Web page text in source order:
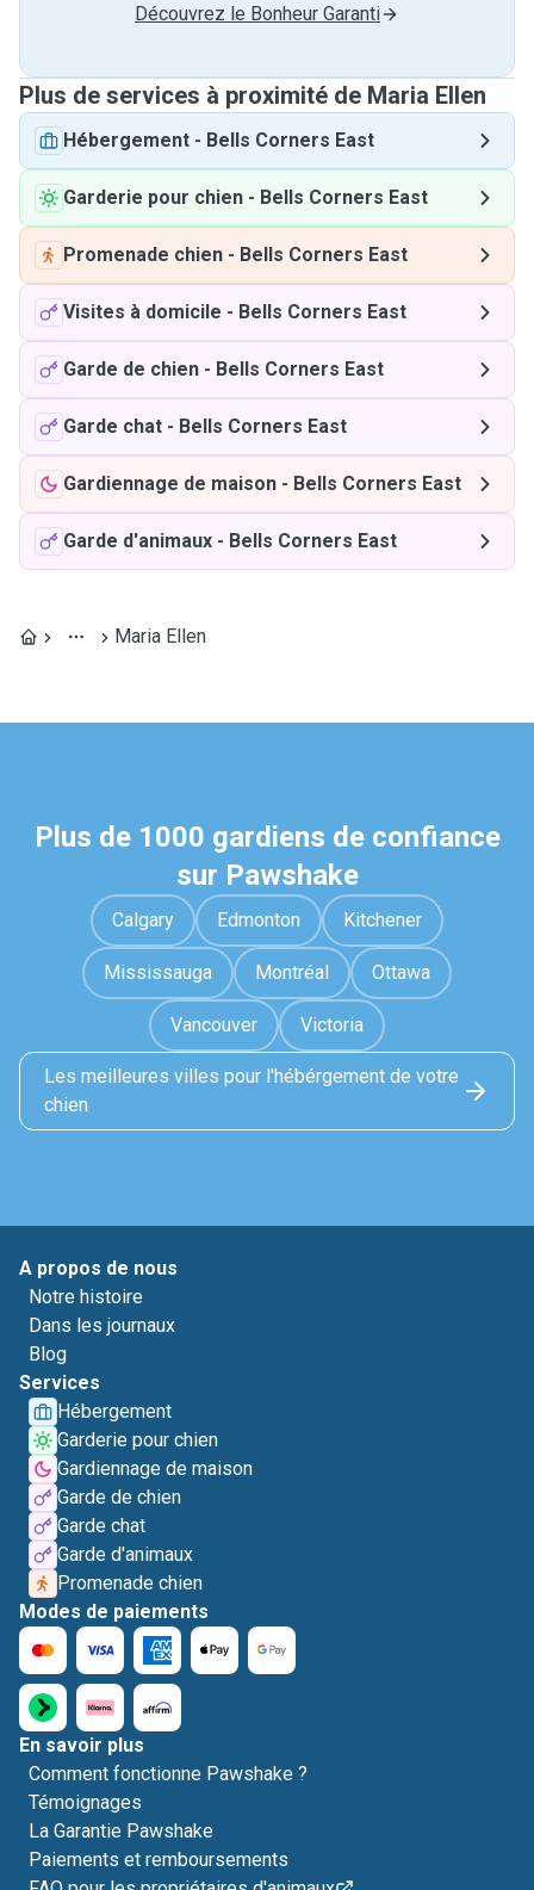
Découvrez le Bonheur Garanti
Plus de services à proximité de Maria Ellen
Hébergement - Bells Corners East
Garderie pour chien - Bells Corners East
Promenade chien - Bells Corners East
Visites à domicile - Bells Corners East
Garde de chien - Bells Corners East
Garde chat - Bells Corners East
Gardiennage de maison - Bells Corners East
Garde d'animaux - Bells Corners East
Maria Ellen
Plus de 1000 gardiens de confiance
sur Pawshake
Calgary Edmonton Kitchener
Mississauga Montréal Ottawa
Vancouver Victoria
Les meilleures villes pour l'hébérgement de votre
chien
A propos de nous
Notre histoire
Dans les journaux
Blog
Services
Hébergement
Garderie pour chien
Gardiennage de maison
Garde de chien
Garde chat
Garde d'animaux
Promenade chien
Modes de paiements
En savoir plus
Comment fonctionne Pawshake ?
Témoignages
La Garantie Pawshake
Paiements et remboursements